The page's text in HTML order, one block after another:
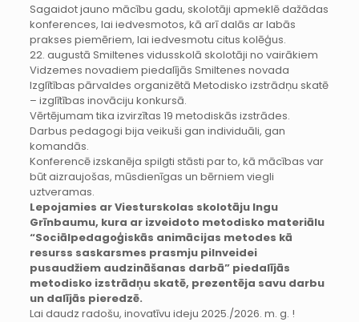
Sagaidot jauno mācību gadu, skolotāji apmeklē dažādas
konferences, lai iedvesmotos, kā arī dalās ar labās
prakses piemēriem, lai iedvesmotu citus kolēģus.
22. augustā Smiltenes vidusskolā skolotāji no vairākiem
Vidzemes novadiem piedalījās Smiltenes novada
Izglītības pārvaldes organizētā Metodisko izstrādņu skatē
– izglītības inovāciju konkursā.
Vērtējumam tika izvirzītas 19 metodiskās izstrādes.
Darbus pedagogi bija veikuši gan individuāli, gan
komandās.
Konferencē izskanēja spilgti stāsti par to, kā mācības var
būt aizraujošas, mūsdienīgas un bērniem viegli
uztveramas.
Lepojamies ar Viesturskolas skolotāju Ingu
Grīnbaumu, kura ar izveidoto metodisko materiālu
“Sociālpedagoģiskās animācijas metodes kā
resurss saskarsmes prasmju pilnveidei
pusaudžiem audzināšanas darbā” piedalījās
metodisko izstrādņu skatē, prezentēja savu darbu
un dalījās pieredzē.
Lai daudz radošu, inovatīvu ideju 2025./2026. m. g. !